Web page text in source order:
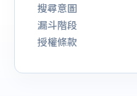
搜尋意圖
漏斗階段
授權條款